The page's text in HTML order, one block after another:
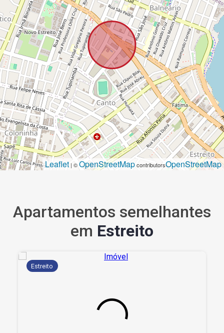
Leaflet | ©OpenStreetMapcontributorsOpenStreetMap
Apartamentos semelhantes
em Estreito
Estreito